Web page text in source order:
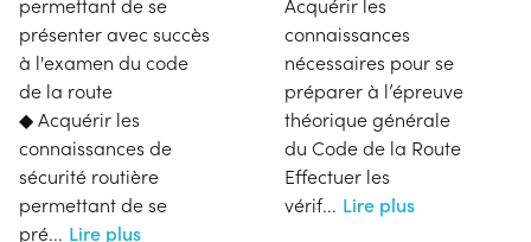
permettant de se
présenter avec succès
à l'examen du code
de la route
◆ Acquérir les
connaissances de
sécurité routière
permettant de se
pré... Lire plus
Acquérir les
connaissances
nécessaires pour se
préparer à l’épreuve
théorique générale
du Code de la Route
Effectuer les
vérif... Lire plus